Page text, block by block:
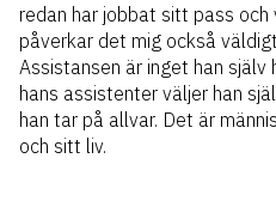
redan har jobbat sitt pass
påverkar det mig också
Assistansen är inget han själv
hans assistenter väljer han
han tar på allvar. Det är
och sitt liv.